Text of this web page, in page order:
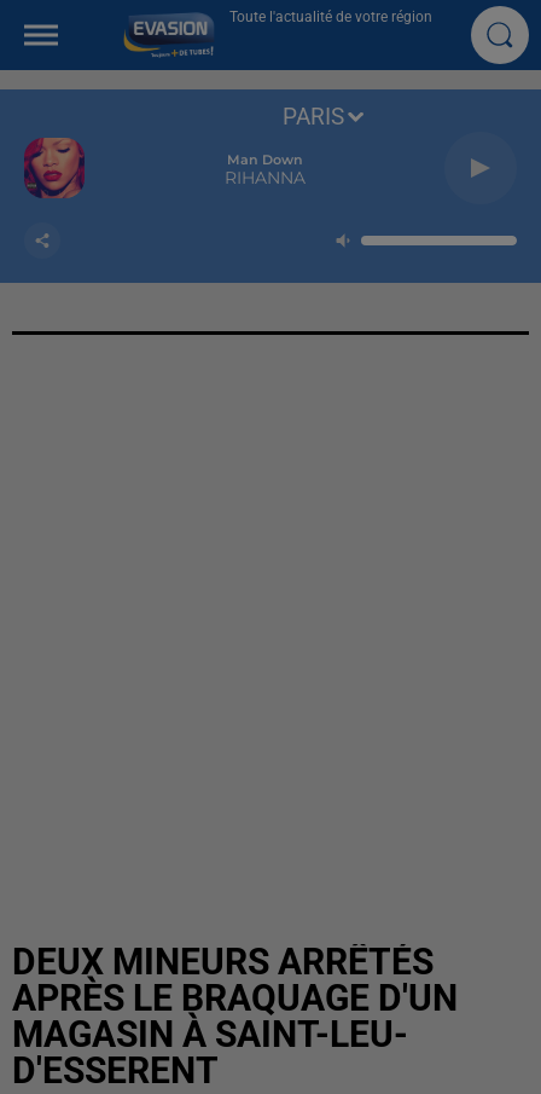
Toute l'actualité de votre région
Man Down
RIHANNA
PARIS
DEUX MINEURS ARRÊTÉS
APRÈS LE BRAQUAGE D'UN
MAGASIN À SAINT-LEU-
D'ESSERENT